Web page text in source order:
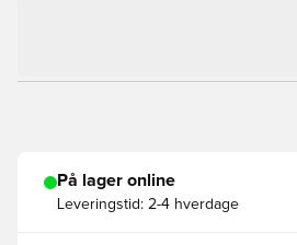
På lager online
Leveringstid: 2-4 hverdage